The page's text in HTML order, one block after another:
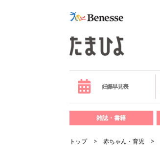
妊娠早見表
雑誌・書籍
トップ 赤ちゃん・育児